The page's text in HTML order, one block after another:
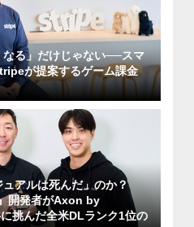
なる」だけじゃない──スマ
が提案するゲーム課金
ュアルは死んだ」のか？
開発者がAxon by
挑んだ全米DLランク1位の